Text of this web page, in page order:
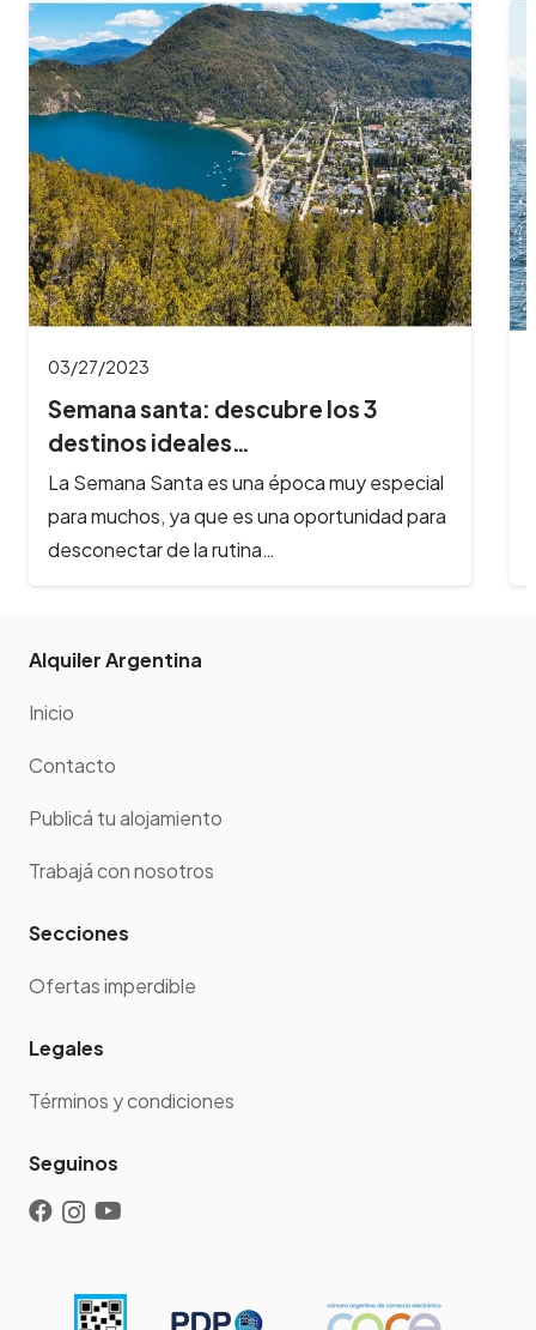
03/27/2023
Semana santa: descubre los 3
destinos ideales…
La Semana Santa es una época muy especial
para muchos, ya que es una oportunidad para
desconectar de la rutina…
Alquiler Argentina
Inicio
Contacto
Publicá tu alojamiento
Trabajá con nosotros
Secciones
Ofertas imperdible
Legales
Términos y condiciones
Seguinos